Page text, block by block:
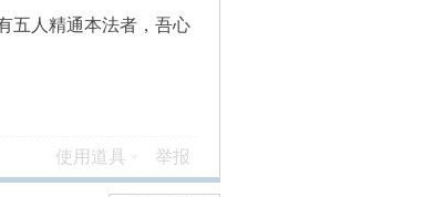
五人精通本法者，吾心
使用道具 举报